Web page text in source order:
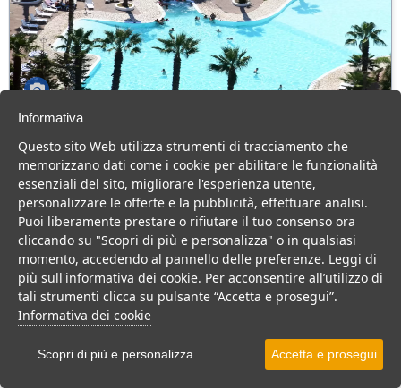
Calabria > Cassano allo Ionio > Marina di Sibari
80 Camere
Hotel 4 stelle in Calabria, con animazione e cucina tipica, per una
vacanza divertente per tutta la famiglia.
Villaggio Hotel
VEDI SU MAPPA
Informativa
Questo sito Web utilizza strumenti di tracciamento che
memorizzano dati come i cookie per abilitare le funzionalità
essenziali del sito, migliorare l'esperienza utente,
personalizzare le offerte e la pubblicità, effettuare analisi.
Puoi liberamente prestare o rifiutare il tuo consenso ora
cliccando su "Scopri di più e personalizza" o in qualsiasi
momento, accedendo al pannello delle preferenze. Leggi di
più sull'informativa dei cookie. Per acconsentire all’utilizzo di
tali strumenti clicca su pulsante “Accetta e prosegui”.
Informativa dei cookie
Scopri di più e personalizza Accetta e prosegui